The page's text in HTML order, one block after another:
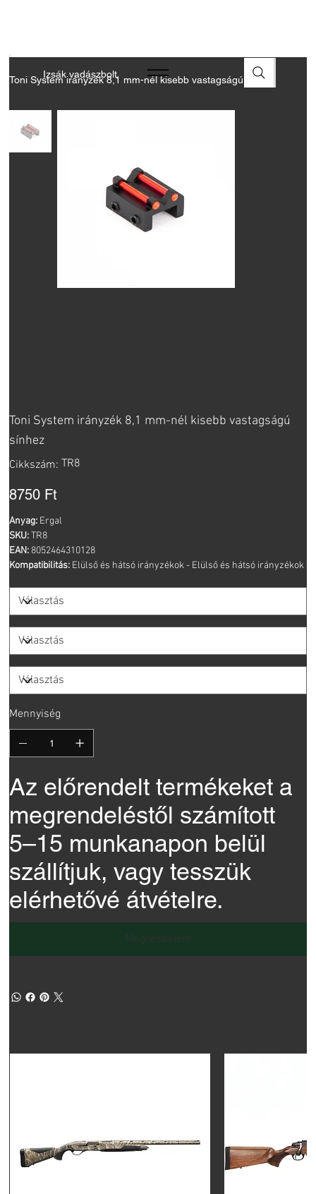
Izsák vadászbolt
Toni System irányzék 8,1 mm-nél kisebb vastagságú sínhez
Toni System irányzék 8,1 mm-nél kisebb vastagságú
sínhez
Cikkszám: Cikkszám:
TR8
TR8
Ár
8750 Ft
Anyag: Ergal
SKU:TR8
EAN: 8052464310128
Kompatibilitás: Elülső és hátsó irányzékok - Elülső és hátsó irányzékok
Mennyiség
Az előrendelt termékeket a
megrendeléstől számított
5–15 munkanapon belül
szállítjuk, vagy tesszük
elérhetővé átvételre.
Megrendelem